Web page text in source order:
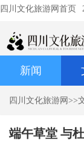
四川文化旅游网首页
新闻
四川文化旅游网 >>
端午草堂 与